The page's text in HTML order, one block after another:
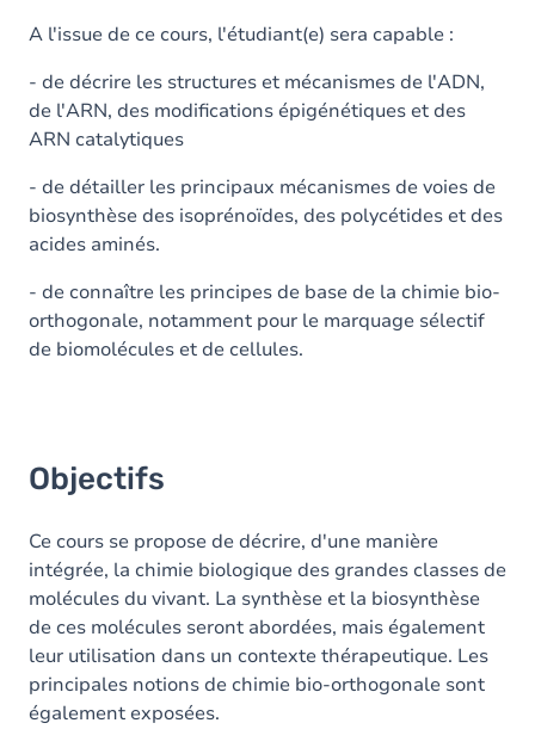
Contenu
Table des matières
A l'issue de ce cours, l'étudiant(e) sera capable :
- de décrire les structures et mécanismes de l'ADN,
de l'ARN, des modifications épigénétiques et des
ARN catalytiques
- de détailler les principaux mécanismes de voies de
biosynthèse des isoprénoïdes, des polycétides et des
acides aminés.
- de connaître les principes de base de la chimie bio-
orthogonale, notamment pour le marquage sélectif
de biomolécules et de cellules.
Objectifs
Ce cours se propose de décrire, d'une manière
intégrée, la chimie biologique des grandes classes de
molécules du vivant. La synthèse et la biosynthèse
de ces molécules seront abordées, mais également
leur utilisation dans un contexte thérapeutique. Les
principales notions de chimie bio-orthogonale sont
également exposées.